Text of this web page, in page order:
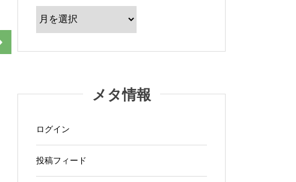
iMacでブログを更新、ほか
すべて読む
ー
カ
イ
メタ情報
ログイン
投稿フィード